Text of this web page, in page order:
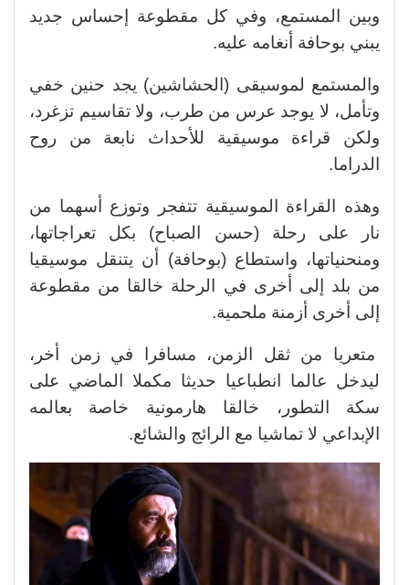
وبين المستمع، وفي كل مقطوعة إحساس جديد
يبني بوحافة أنغامه عليه.
والمستمع لموسيقى (الحشاشين) يجد حنين خفي
وتأمل، لا يوجد عرس من طرب، ولا تقاسيم تزغرد،
ولكن قراءة موسيقية للأحداث نابعة من روح
الدراما.
وهذه القراءة الموسيقية تتفجر وتوزع أسهما من
نار على رحلة (حسن الصباح) بكل تعراجاتها،
ومنحنياتها، واستطاع (بوحافة) أن يتنقل موسيقيا
من بلد إلى أخرى في الرحلة خالقا من مقطوعة
إلى أخرى أزمنة ملحمية.
متعريا من ثقل الزمن، مسافرا في زمن أخر،
ليدخل عالما انطباعيا حديثا مكملا الماضي على
سكة التطور، خالقا هارمونية خاصة بعالمه
الإبداعي لا تماشيا مع الرائج والشائع.